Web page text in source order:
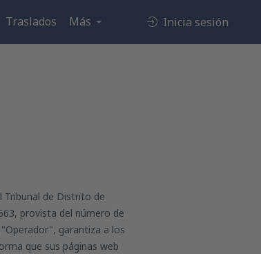
Traslados Más Inicia sesión
Tribunal de Distrito de
provista del número de
garantiza a los
que sus páginas web